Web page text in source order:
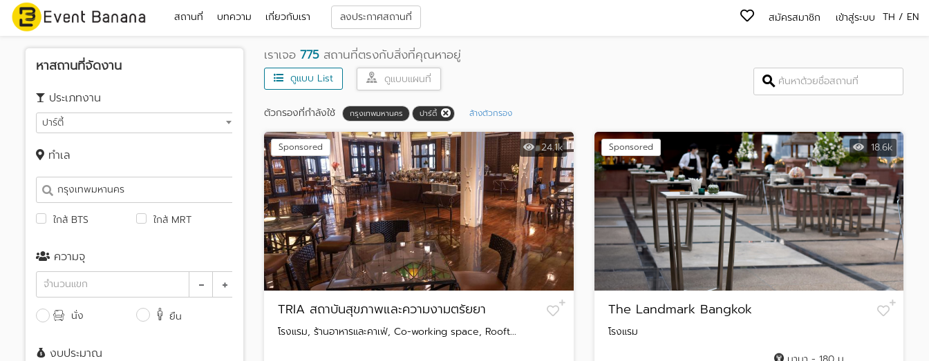
สถานที่ บทความ เกี่ยวกับเรา ลงประกาศสถานที่ TH / EN
สมัครสมาชิก เข้าสู่ระบบ
หาสถานที่จัดงาน
ประเภทงาน
ปาร์ตี้
ทำเล
ใกล้ BTS ใกล้ MRT
ความจุ
- +
นั่ง ยืน
งบประมาณ
เราเจอ 775 สถานที่ตรงกับสิ่งที่คุณหาอยู่
ดูแบบ List ดูแบบแผนที่
ตัวกรองที่กำลังใช้ กรุงเทพมหานคร ปาร์ตี้ ล้างตัวกรอง
24.1k
Sponsored
TRIA สถาบันสุขภาพและความงามตรัยยา
โรงแรม, ร้านอาหารและคาเฟ่, Co-working space, Rooft...
18.6k
Sponsored
The Landmark Bangkok
โรงแรม